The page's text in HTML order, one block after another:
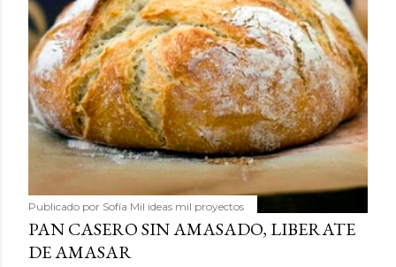
Publicado por Sofía Mil ideas mil proyectos
PAN CASERO SIN AMASADO, LIBERATE
DE AMASAR